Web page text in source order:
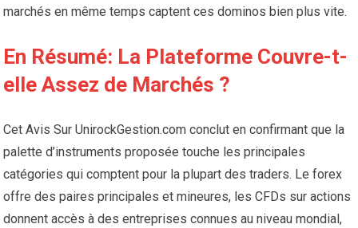
marchés en même temps captent ces dominos bien plus vite.
En Résumé: La Plateforme Couvre-t-
elle Assez de Marchés ?
Cet Avis Sur UnirockGestion.com conclut en confirmant que la
palette d’instruments proposée touche les principales
catégories qui comptent pour la plupart des traders. Le forex
offre des paires principales et mineures, les CFDs sur actions
donnent accès à des entreprises connues au niveau mondial,